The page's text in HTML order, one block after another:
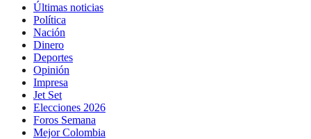
Últimas noticias
Política
Nación
Dinero
Deportes
Opinión
Impresa
Jet Set
Elecciones 2026
Foros Semana
Mejor Colombia